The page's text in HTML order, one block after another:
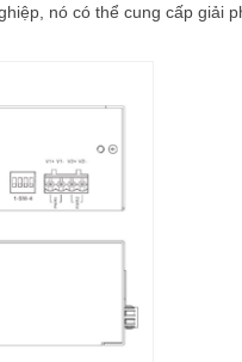
nó có thể cung cấp giải